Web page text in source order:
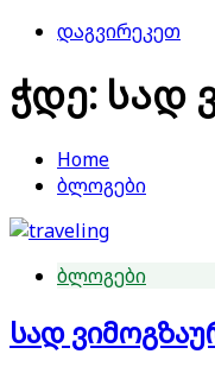
დაგვირეკეთ
ჭდე: სად
Home
ბლოგები
ბლოგები
სად